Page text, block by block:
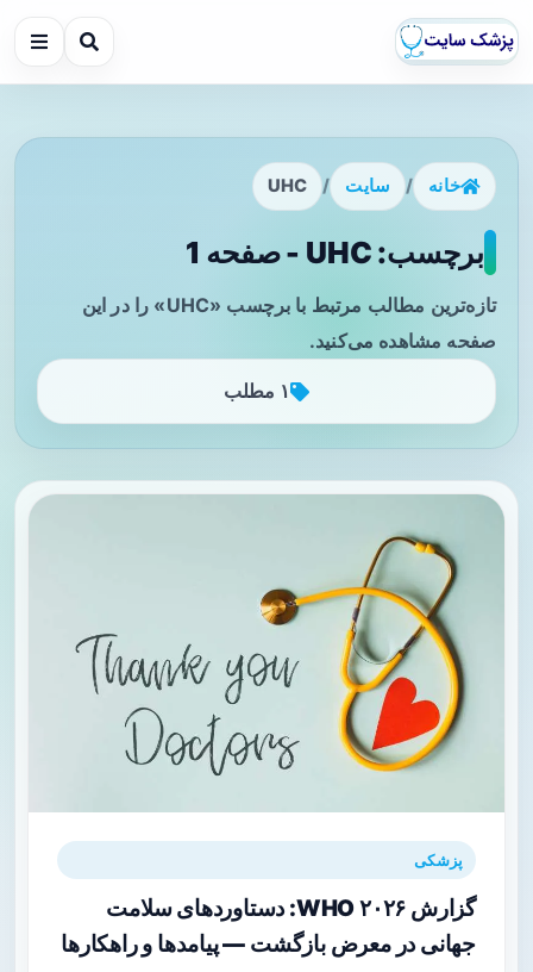
خانه / سایت /
UHC
برچسب: UHC - صفحه 1
تازه‌ترین مطالب مرتبط با برچسب «UHC» را در این
صفحه مشاهده می‌کنید.
۱ مطلب
پزشکی
گزارش WHO ۲۰۲۶: دستاوردهای سلامت
جهانی در معرض بازگشت — پیامدها و راهکارها